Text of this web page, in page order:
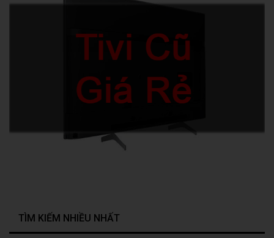
TÌM KIẾM NHIỀU NHẤT